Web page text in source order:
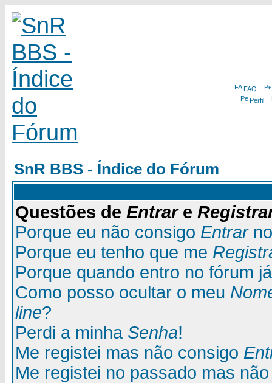
FAQ
Perfil
SnR BBS - Índice do Fórum
Questões de Entrare
Porque eu não consigo Entrar
Porque eu tenho que me
Porque quando entro no fórum
Como posso ocultar o meu
line?
Perdi a minha Senha!
Me registei mas não consigo
Me registei no passado mas